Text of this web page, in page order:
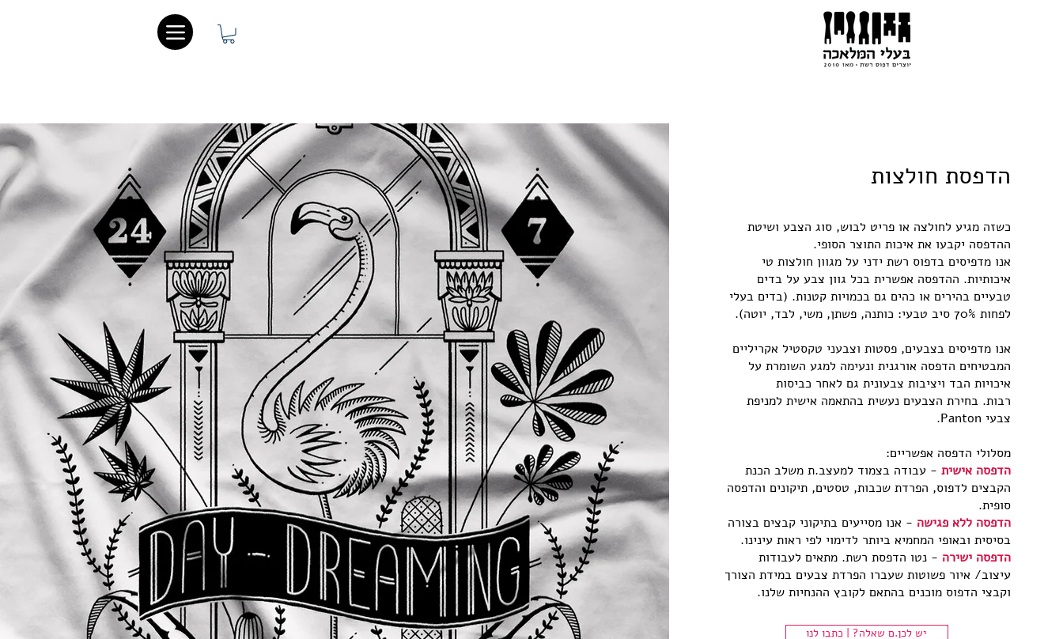
הדפסת חולצות
כשזה מגיע לחולצה או פריט לבוש, סוג הצבע ושיטת
ההדפסה יקבעו את איכות התוצר הסופי.
אנו מדפיסים בדפוס רשת ידני על מגוון חולצות טי
איכותיות. ההדפסה אפשרית בכל גוון צבע על בדים
טבעיים בהירים או כהים גם בכמויות קטנות. (בדים בעלי
לפחות 70% סיב טבעי: כותנה, פשתן, משי, לבד, יוטה).
אנו מדפיסים בצבעים, פסטות וצבעני טקסטיל אקריליים
המבטיחים הדפסה אורגנית ונעימה למגע השומרת על
איכויות הבד ויציבות צבעונית גם לאחר כביסות
רבות. בחירת הצבעים נעשית בהתאמה אישית למניפת
צבעי Panton.
מסלולי הדפסה אפשריים:
הדפסה אישית - עבודה בצמוד למעצב.ת משלב הכנת
הקבצים לדפוס, הפרדת שכבות, טסטים, תיקונים והדפסה
סופית.
הדפסה ללא פגישה - אנו מסייעים בתיקוני קבצים בצורה
בסיסית ובאופי המחמיא ביותר לדימוי לפי ראות עינינו.
הדפסה ישירה - נטו הדפסת רשת. מתאים לעבודות
עיצוב/ איור פשוטות שעברו הפרדת צבעים במידת הצורך
וקבצי הדפוס מוכנים בהתאם לקובץ ההנחיות שלנו.
יש לכן.ם שאלה? | כתבו לנו